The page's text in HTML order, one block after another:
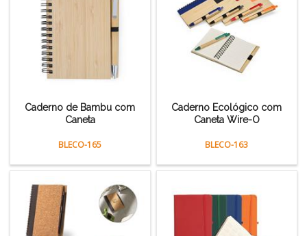
Caderno de Bambu com
Caneta
BLECO-165
Caderno Ecológico com
Caneta Wire-O
BLECO-163